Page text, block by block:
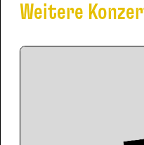
Weitere